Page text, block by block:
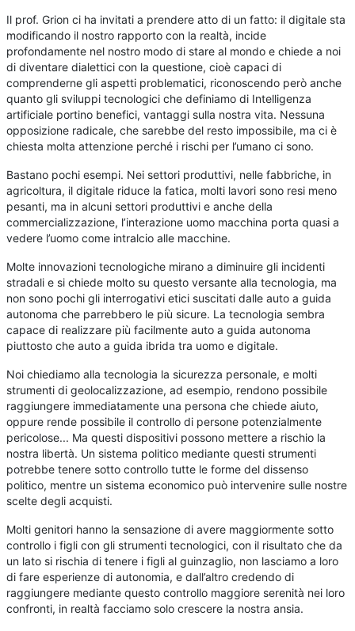
Il prof. Grion ci ha invitati a prendere atto di un fatto: il digitale sta
modificando il nostro rapporto con la realtà, incide
profondamente nel nostro modo di stare al mondo e chiede a noi
di diventare dialettici con la questione, cioè capaci di
comprenderne gli aspetti problematici, riconoscendo però anche
quanto gli sviluppi tecnologici che definiamo di Intelligenza
artificiale portino benefici, vantaggi sulla nostra vita. Nessuna
opposizione radicale, che sarebbe del resto impossibile, ma ci è
chiesta molta attenzione perché i rischi per l’umano ci sono.
Bastano pochi esempi. Nei settori produttivi, nelle fabbriche, in
agricoltura, il digitale riduce la fatica, molti lavori sono resi meno
pesanti, ma in alcuni settori produttivi e anche della
commercializzazione, l’interazione uomo macchina porta quasi a
vedere l’uomo come intralcio alle macchine.
Molte innovazioni tecnologiche mirano a diminuire gli incidenti
stradali e si chiede molto su questo versante alla tecnologia, ma
non sono pochi gli interrogativi etici suscitati dalle auto a guida
autonoma che parrebbero le più sicure. La tecnologia sembra
capace di realizzare più facilmente auto a guida autonoma
piuttosto che auto a guida ibrida tra uomo e digitale.
Noi chiediamo alla tecnologia la sicurezza personale, e molti
strumenti di geolocalizzazione, ad esempio, rendono possibile
raggiungere immediatamente una persona che chiede aiuto,
oppure rende possibile il controllo di persone potenzialmente
pericolose... Ma questi dispositivi possono mettere a rischio la
nostra libertà. Un sistema politico mediante questi strumenti
potrebbe tenere sotto controllo tutte le forme del dissenso
politico, mentre un sistema economico può intervenire sulle nostre
scelte degli acquisti.
Molti genitori hanno la sensazione di avere maggiormente sotto
controllo i figli con gli strumenti tecnologici, con il risultato che da
un lato si rischia di tenere i figli al guinzaglio, non lasciamo a loro
di fare esperienze di autonomia, e dall’altro credendo di
raggiungere mediante questo controllo maggiore serenità nei loro
confronti, in realtà facciamo solo crescere la nostra ansia.